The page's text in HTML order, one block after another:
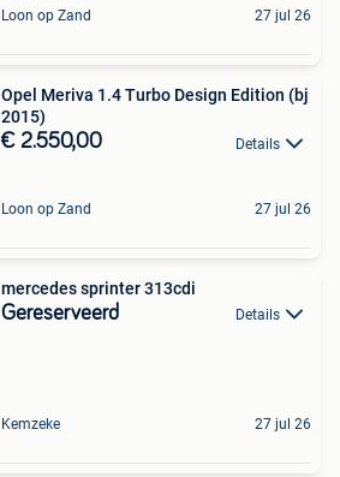
Loon op Zand 27 jul 26
Opel Meriva 1.4 Turbo Design Edition (bj
2015)
€ 2.550,00 Details
Loon op Zand 27 jul 26
mercedes sprinter 313cdi
Gereserveerd Details
Kemzeke 27 jul 26